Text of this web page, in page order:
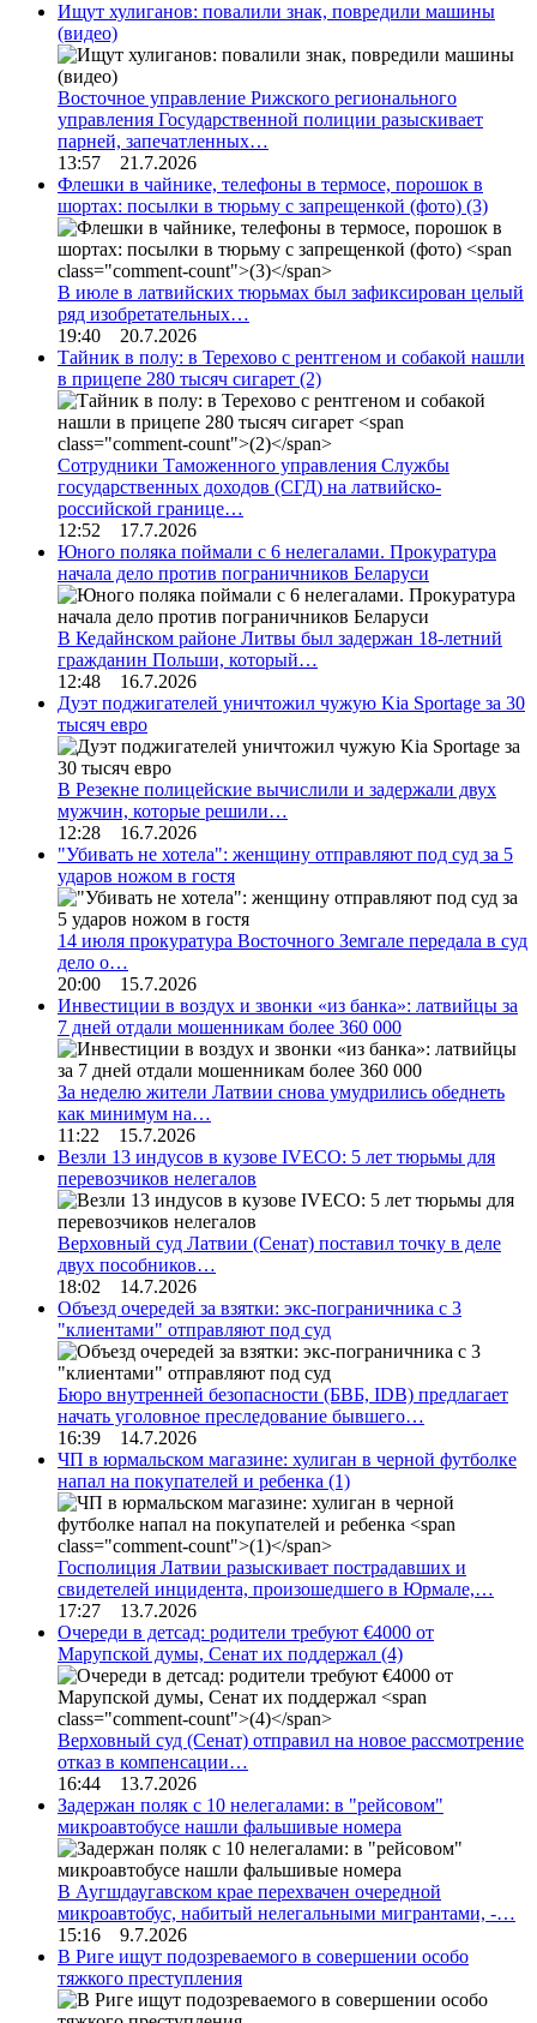
Ищут хулиганов: повалили знак, повредили машины
(видео)
Восточное управление Рижского регионального
управления Государственной полиции разыскивает
парней, запечатленных…
13:57 21.7.2026
Флешки в чайнике, телефоны в термосе, порошок в
шортах: посылки в тюрьму с запрещенкой (фото) (3)
В июле в латвийских тюрьмах был зафиксирован целый
ряд изобретательных…
19:40 20.7.2026
Тайник в полу: в Терехово с рентгеном и собакой нашли
в прицепе 280 тысяч сигарет (2)
Сотрудники Таможенного управления Службы
государственных доходов (СГД) на латвийско-
российской границе…
12:52 17.7.2026
Юного поляка поймали с 6 нелегалами. Прокуратура
начала дело против пограничников Беларуси
В Кедайнском районе Литвы был задержан 18-летний
гражданин Польши, который…
12:48 16.7.2026
Дуэт поджигателей уничтожил чужую Kia Sportage за 30
тысяч евро
В Резекне полицейские вычислили и задержали двух
мужчин, которые решили…
12:28 16.7.2026
"Убивать не хотела": женщину отправляют под суд за 5
ударов ножом в гостя
14 июля прокуратура Восточного Земгале передала в суд
дело о…
20:00 15.7.2026
Инвестиции в воздух и звонки «из банка»: латвийцы за
7 дней отдали мошенникам более 360 000
За неделю жители Латвии снова умудрились обеднеть
как минимум на…
11:22 15.7.2026
Везли 13 индусов в кузове IVECO: 5 лет тюрьмы для
перевозчиков нелегалов
Верховный суд Латвии (Сенат) поставил точку в деле
двух пособников…
18:02 14.7.2026
Объезд очередей за взятки: экс-пограничника с 3
"клиентами" отправляют под суд
Бюро внутренней безопасности (БВБ, IDB) предлагает
начать уголовное преследование бывшего…
16:39 14.7.2026
ЧП в юрмальском магазине: хулиган в черной футболке
напал на покупателей и ребенка (1)
Госполиция Латвии разыскивает пострадавших и
свидетелей инцидента, произошедшего в Юрмале,…
17:27 13.7.2026
Очереди в детсад: родители требуют €4000 от
Марупской думы, Сенат их поддержал (4)
Верховный суд (Сенат) отправил на новое рассмотрение
отказ в компенсации…
16:44 13.7.2026
Задержан поляк с 10 нелегалами: в "рейсовом"
микроавтобусе нашли фальшивые номера
В Аугшдаугавском крае перехвачен очередной
микроавтобус, набитый нелегальными мигрантами, -…
15:16 9.7.2026
В Риге ищут подозреваемого в совершении особо
тяжкого преступления